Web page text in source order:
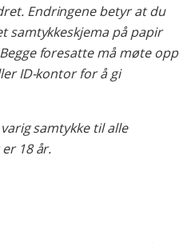
Endringene betyr at du
samtykkeskjema på papir
foresatte må møte opp
ID-kontor for å gi
samtykke til alle
18 år.